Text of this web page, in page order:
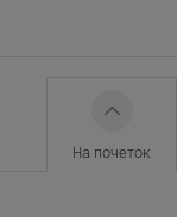
На почеток